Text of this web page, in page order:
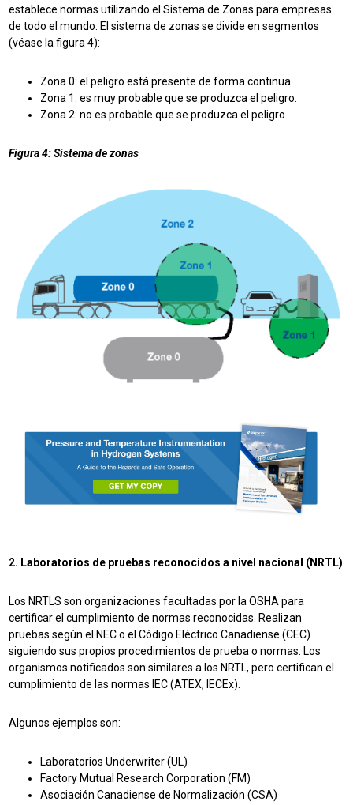
establece normas utilizando el Sistema de Zonas para empresas
de todo el mundo. El sistema de zonas se divide en segmentos
(véase la figura 4):
Zona 0: el peligro está presente de forma continua.
Zona 1: es muy probable que se produzca el peligro.
Zona 2: no es probable que se produzca el peligro.
Figura 4: Sistema de zonas
2. Laboratorios de pruebas reconocidos a nivel nacional (NRTL)
Los NRTLS son organizaciones facultadas por la OSHA para
certificar el cumplimiento de normas reconocidas. Realizan
pruebas según el NEC o el Código Eléctrico Canadiense (CEC)
siguiendo sus propios procedimientos de prueba o normas. Los
organismos notificados son similares a los NRTL, pero certifican el
cumplimiento de las normas IEC (ATEX, IECEx).
Algunos ejemplos son:
Laboratorios Underwriter (UL)
Factory Mutual Research Corporation (FM)
Asociación Canadiense de Normalización (CSA)